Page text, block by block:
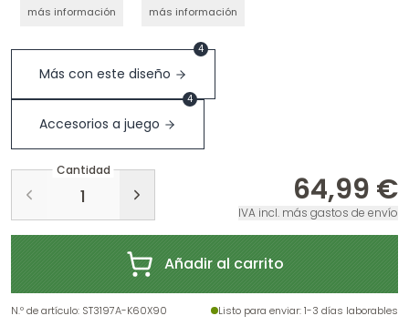
más información más información
Más con este diseño
4
Accesorios a juego
4
Cantidad
64,99 €
IVA incl. más gastos de envío
Añadir al carrito
N.º de artículo: ST3197A-K60X90 Listo para enviar: 1-3 días laborables